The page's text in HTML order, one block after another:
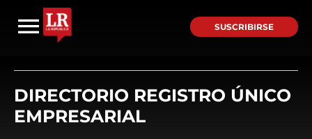
SUSCRIBIRSE
DIRECTORIO REGISTRO ÚNICO
EMPRESARIAL